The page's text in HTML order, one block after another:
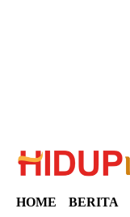
HOME BERITA